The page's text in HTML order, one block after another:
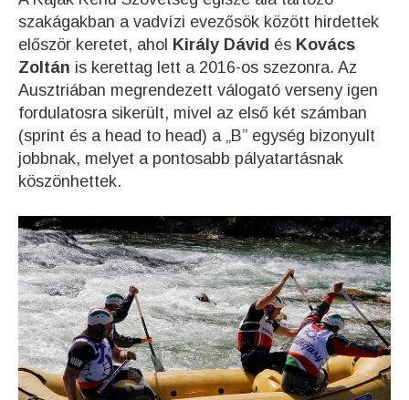
szakágakban a vadvízi evezősök között hirdettek
először keretet, ahol Király Dávid és Kovács
Zoltán is kerettag lett a 2016-os szezonra. Az
Ausztriában megrendezett válogató verseny igen
fordulatosra sikerült, mivel az első két számban
(sprint és a head to head) a „B” egység bizonyult
jobbnak, melyet a pontosabb pályatartásnak
köszönhettek.